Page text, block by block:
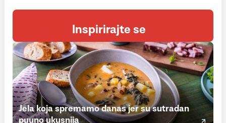
Inspirirajte se
Jela koja spremamo danas jer su sutradan
puuno ukusnija